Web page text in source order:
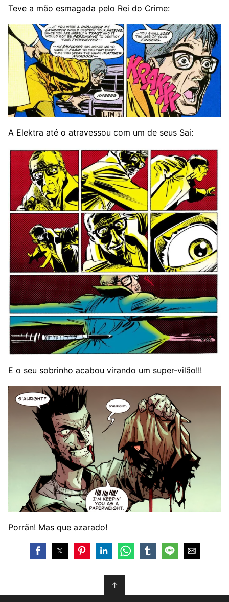
Teve a mão esmagada pelo Rei do Crime:
A Elektra até o atravessou com um de seus Sai:
E o seu sobrinho acabou virando um super-vilão!!!
Porrãn! Mas que azarado!
↑